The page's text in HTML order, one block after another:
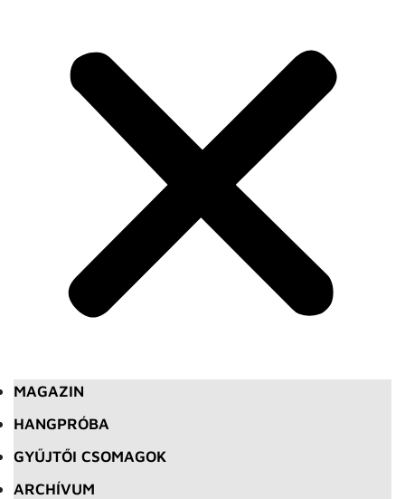
MAGAZIN
HANGPRÓBA
GYŰJTŐI CSOMAGOK
ARCHÍVUM